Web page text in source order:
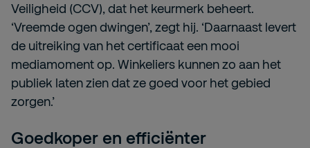
Veiligheid (CCV), dat het keurmerk beheert.
‘Vreemde ogen dwingen’, zegt hij. ‘Daarnaast levert
de uitreiking van het certificaat een mooi
mediamoment op. Winkeliers kunnen zo aan het
publiek laten zien dat ze goed voor het gebied
zorgen.’
Goedkoper en efficiënter